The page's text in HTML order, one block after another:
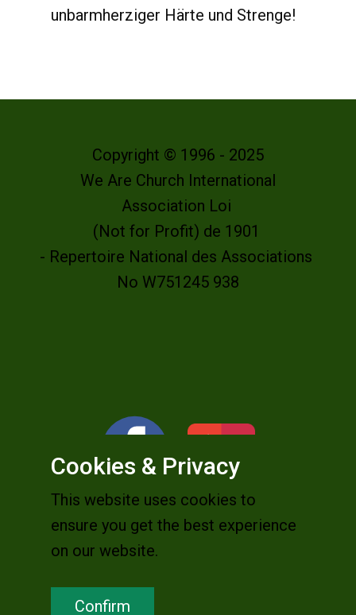
unbarmherziger Härte und Strenge!
Copyright © 1996 - 2025
We Are Church International
Association Loi
(Not for Profit) de 1901
- Repertoire National des Associations
No W751245 938
Cookies & Privacy
This website uses cookies to
ensure you get the best experience
on our website.
Confirm